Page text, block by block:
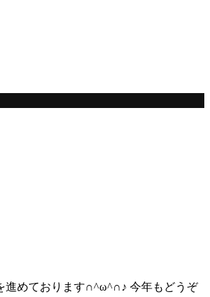
進めております∩^ω^∩♪ 今年もどうぞ